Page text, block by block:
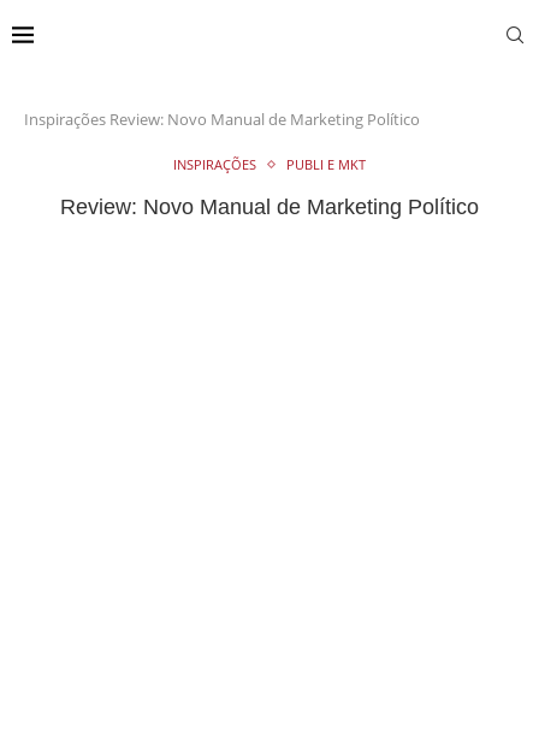
Inspirações Review: Novo Manual de Marketing Político
INSPIRAÇÕES PUBLI E MKT
Review: Novo Manual de Marketing Político